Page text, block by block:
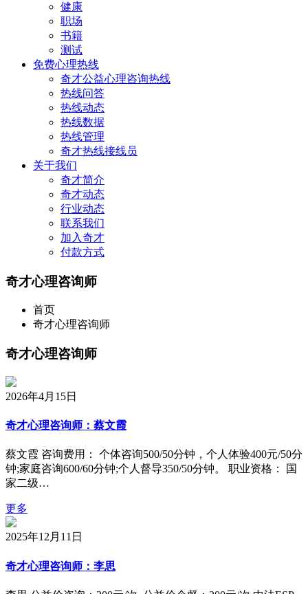
健康
职场
书籍
测试
免费心理热线
奇才公益心理咨询热线
热线问答
热线动态
热线数据
热线管理
奇才热线接线员
关于我们
奇才简介
奇才动态
行业动态
联系我们
加入奇才
付款方式
奇才心理咨询师
首页
奇才心理咨询师
奇才心理咨询师
2026年4月15日
奇才心理咨询师：蔡文霞
蔡文霞 咨询费用： 个体咨询500/50分钟，个人体验400元/50分
钟;家庭咨询600/60分钟;个人督导350/50分钟。 职业资格： 国
家二级…
更多
2025年12月11日
奇才心理咨询师：李思